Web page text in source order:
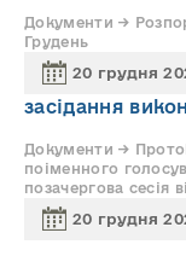
Документи →
Грудень
20 грудня
засідання
Документи →
поіменного
позачергова сесія
20 грудня